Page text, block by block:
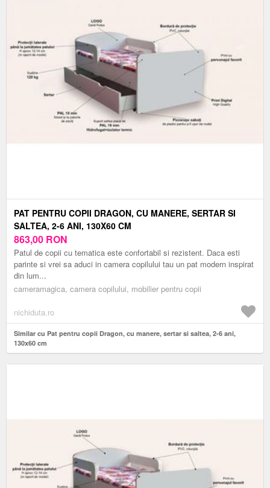
PAT PENTRU COPII DRAGON, CU MANERE, SERTAR SI
SALTEA, 2-6 ANI, 130X60 CM
863,00 RON
Patul de copii cu tematica este confortabil si rezistent. Daca esti
parinte si vrei sa aduci in camera copilului tau un pat modern inspirat
din lum...
cameramagica, camera copilului, mobilier pentru copii
nichiduta.ro
Similar cu Pat pentru copii Dragon, cu manere, sertar si saltea, 2-6 ani,
130x60 cm